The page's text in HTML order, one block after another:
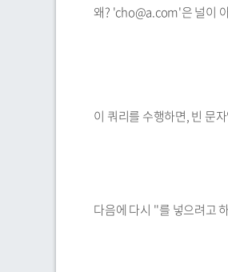
왜? 'cho@a.com'은 널이
이 쿼리를 수행하면, 빈 문
다음에 다시 ''를 넣으려고